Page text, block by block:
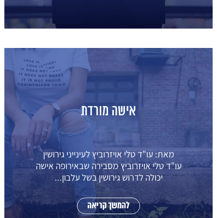
אישה מורדת
מאת: עו"ד טלי אויזרוביץ לעינייני גירושין
עו"ד טלי אויזרוביץ מסבירה שבאירופה אישה
יכולה לדרוש גירושין בשל עלבון...
להמשך קריאה